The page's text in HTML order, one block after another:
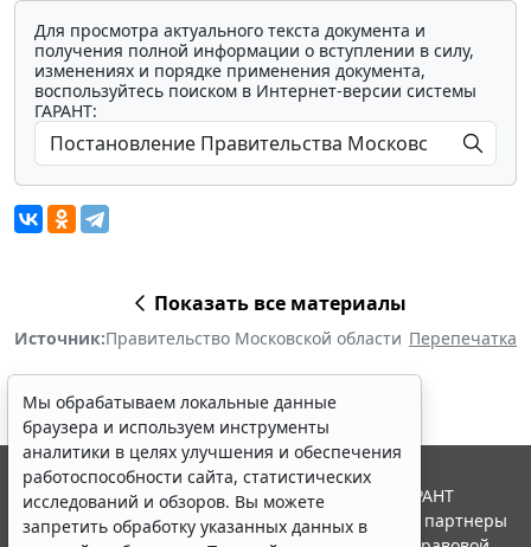
Для просмотра актуального текста документа и
получения полной информации о вступлении в силу,
изменениях и порядке применения документа,
воспользуйтесь поиском в Интернет-версии системы
ГАРАНТ:
Показать все материалы
Источник:Правительство Московской области Перепечатка
Мы обрабатываем локальные данные
браузера и используем инструменты
аналитики в целях улучшения и обеспечения
работоспособности сайта, статистических
исследований и обзоров. Вы можете
запретить обработку указанных данных в
© ООО "НПП "ГАРАНТ-СЕРВИС", 2026. Система ГАРАНТ
выпускается с 1990 года. Компания "Гарант" и ее партнеры